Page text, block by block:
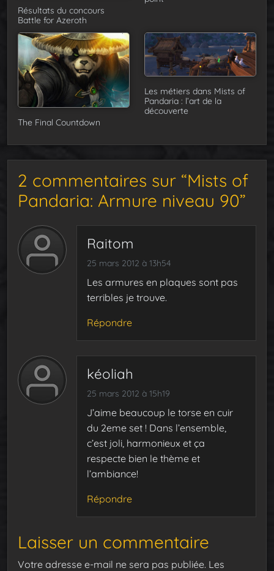
Résultats du concours
Battle for Azeroth
The Final Countdown
Les métiers dans Mists of
Pandaria : l’art de la
découverte
2 commentaires sur “Mists of
Pandaria: Armure niveau 90”
Raitom
25 mars 2012 à 13h54
Les armures en plaques sont pas
terribles je trouve.
Répondre
kéoliah
25 mars 2012 à 15h19
J’aime beaucoup le torse en cuir
du 2eme set ! Dans l’ensemble,
c’est joli, harmonieux et ça
respecte bien le thème et
l’ambiance!
Répondre
Laisser un commentaire
Votre adresse e-mail ne sera pas publiée. Les